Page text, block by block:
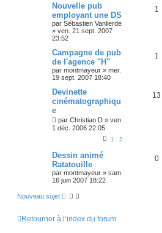
Nouvelle pub
employant une DS
par Sébastien Vanlierde
» ven. 21 sept. 2007
23:52
1
Campagne de pub
de l'agence "H"
par montmayeur » mer.
19 sept. 2007 18:40
1
Devinette
cinématographiqu
e
par Christian D » ven.
1 déc. 2006 22:05
1 2
13
Dessin animé
Ratatouille
par montmayeur » sam.
16 juin 2007 18:22
0
Nouveau sujet
Retourner à l’index du forum